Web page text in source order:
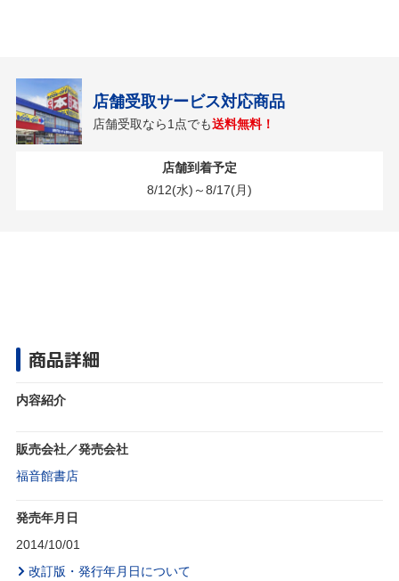
店舗受取サービス対応商品
店舗受取なら1点でも送料無料！
店舗到着予定
8/12(水)～8/17(月)
商品詳細
内容紹介
販売会社／発売会社
福音館書店
発売年月日
2014/10/01
改訂版・発行年月日について